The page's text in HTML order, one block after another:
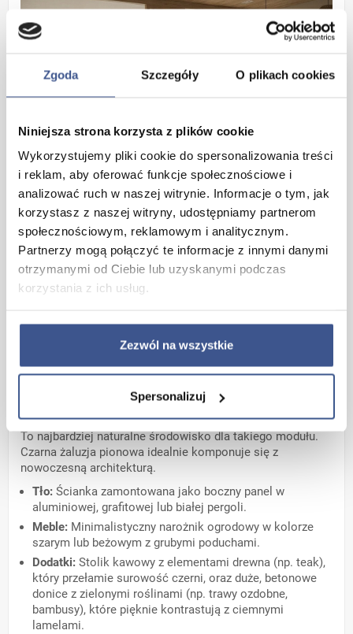
Zgoda Szczegóły O plikach cookies
Niniejsza strona korzysta z plików cookie
Wykorzystujemy pliki cookie do spersonalizowania treści
i reklam, aby oferować funkcje społecznościowe i
analizować ruch w naszej witrynie. Informacje o tym, jak
korzystasz z naszej witryny, udostępniamy partnerom
społecznościowym, reklamowym i analitycznym.
Partnerzy mogą połączyć te informacje z innymi danymi
otrzymanymi od Ciebie lub uzyskanymi podczas
korzystania z ich usług.
Zezwól na wszystkie
Spersonalizuj
To najbardziej naturalne środowisko dla takiego modułu.
Czarna żaluzja pionowa idealnie komponuje się z
nowoczesną architekturą.
Tło: Ścianka zamontowana jako boczny panel w
aluminiowej, grafitowej lub białej pergoli.
Meble: Minimalistyczny narożnik ogrodowy w kolorze
szarym lub beżowym z grubymi poduchami.
Dodatki: Stolik kawowy z elementami drewna (np. teak),
który przełamie surowość czerni, oraz duże, betonowe
donice z zielonymi roślinami (np. trawy ozdobne,
bambusy), które pięknie kontrastują z ciemnymi
lamelami.